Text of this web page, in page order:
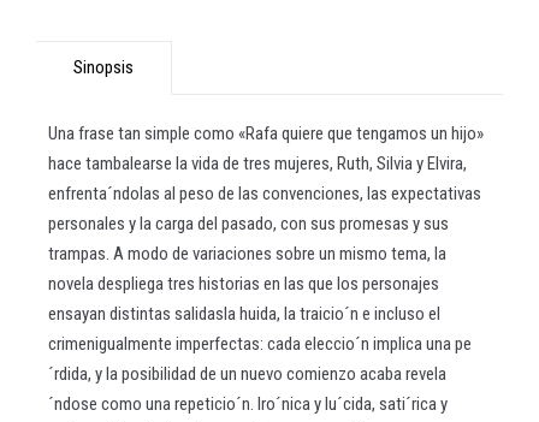
Sinopsis
Una frase tan simple como «Rafa quiere que tengamos un hijo»
hace tambalearse la vida de tres mujeres, Ruth, Silvia y Elvira,
enfrenta´ndolas al peso de las convenciones, las expectativas
personales y la carga del pasado, con sus promesas y sus
trampas. A modo de variaciones sobre un mismo tema, la
novela despliega tres historias en las que los personajes
ensayan distintas salidasla huida, la traicio´n e incluso el
crimenigualmente imperfectas: cada eleccio´n implica una pe
´rdida, y la posibilidad de un nuevo comienzo acaba revela
´ndose como una repeticio´n. Iro´nica y lu´cida, sati´rica y